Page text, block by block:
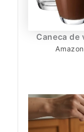
Caneca de
Amazon